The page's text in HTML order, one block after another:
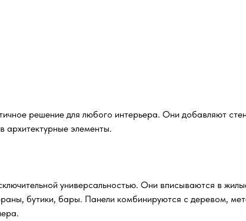
решение для любого интерьера. Они добавляют
архитектурные элементы.
универсальностью. Они вписываются в
бутики, бары. Панели комбинируются с деревом,